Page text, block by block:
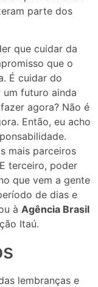
parte dos
que cuidar da
que o
É cuidar do
um futuro ainda
agora? Não é
Então, eu acho
mais parceiros
terceiro, poder
que vem a gente
de dias e
à Agência Brasil
Itaú.
lembranças e